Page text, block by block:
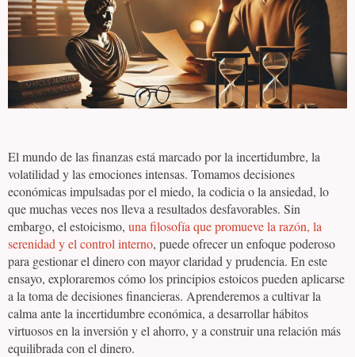
El mundo de las finanzas está marcado por la incertidumbre, la
volatilidad y las emociones intensas. Tomamos decisiones
económicas impulsadas por el miedo, la codicia o la ansiedad, lo
que muchas veces nos lleva a resultados desfavorables. Sin
embargo, el estoicismo, una filosofía que promueve la razón, la
serenidad y el control interno, puede ofrecer un enfoque poderoso
para gestionar el dinero con mayor claridad y prudencia. En este
ensayo, exploraremos cómo los principios estoicos pueden aplicarse
a la toma de decisiones financieras. Aprenderemos a cultivar la
calma ante la incertidumbre económica, a desarrollar hábitos
virtuosos en la inversión y el ahorro, y a construir una relación más
equilibrada con el dinero.